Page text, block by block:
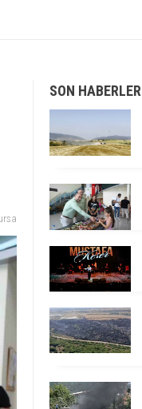
SON HABERLER